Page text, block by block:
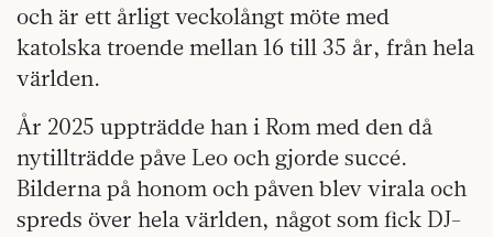
och är ett årligt veckolångt möte med
katolska troende mellan 16 till 35 år, från hela
världen.
År 2025 uppträdde han i Rom med den då
nytillträdde påve Leo och gjorde succé.
Bilderna på honom och påven blev virala och
spreds över hela världen, något som fick DJ-